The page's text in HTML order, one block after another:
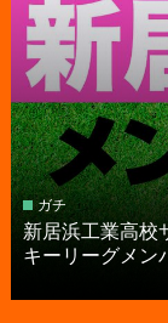
ガチ
新居浜工業高校
キーリーグメン